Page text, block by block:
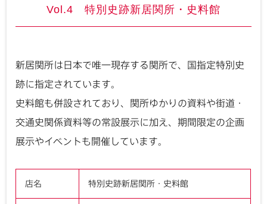
Vol.4 特別史跡新居関所・史料館
新居関所は日本で唯一現存する関所で、国指定特別史
跡に指定されています。
史料館も併設されており、関所ゆかりの資料や街道・
交通史関係資料等の常設展示に加え、期間限定の企画
展示やイベントも開催しています。
店名 特別史跡新居関所・史料館